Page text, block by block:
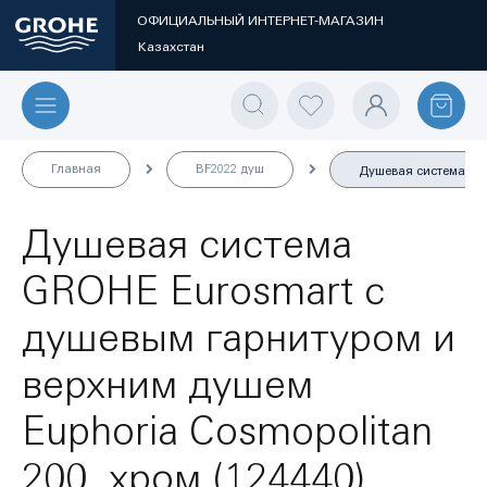
ОФИЦИАЛЬНЫЙ ИНТЕРНЕТ-МАГАЗИН
Казахстан
Главная BF2022 душ Душевая система
Душевая система
GROHE Eurosmart с
душевым гарнитуром и
верхним душем
Euphoria Cosmopolitan
200, хром (124440)